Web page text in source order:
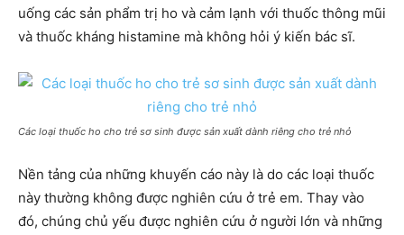
uống các sản phẩm trị ho và cảm lạnh với thuốc thông mũi
và thuốc kháng histamine mà không hỏi ý kiến bác sĩ.
Các loại thuốc ho cho trẻ sơ sinh được sản xuất dành riêng cho trẻ nhỏ
Nền tảng của những khuyến cáo này là do các loại thuốc
này thường không được nghiên cứu ở trẻ em. Thay vào
đó, chúng chủ yếu được nghiên cứu ở người lớn và những